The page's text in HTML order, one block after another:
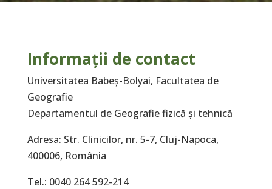
Informații de contact
Universitatea Babeş-Bolyai, Facultatea de
Geografie
Departamentul de Geografie fizică şi tehnică
Adresa: Str. Clinicilor, nr. 5-7, Cluj-Napoca,
400006, România
Tel.: 0040 264 592-214